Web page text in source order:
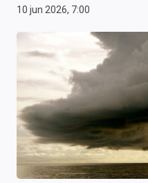
Newsletters
Cotações
Comprar ou vender?
Carteiras Recomendadas
Central de Dividendos
Central de Fundos
10 jun 2026, 7:00